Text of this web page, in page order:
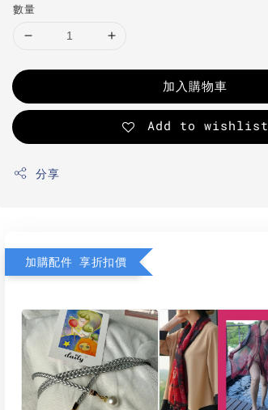
數量
加入購物車
Add to wishlist
分享
加購配件 享折扣價